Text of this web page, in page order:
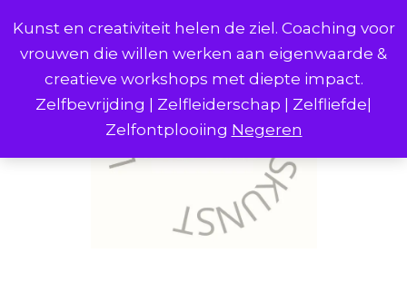
Kunst en creativiteit helen de ziel. Coaching voor
vrouwen die willen werken aan eigenwaarde &
creatieve workshops met diepte impact.
Zelfbevrijding | Zelfleiderschap | Zelfliefde|
Zelfontplooiing Negeren